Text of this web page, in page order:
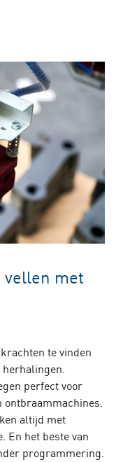
met
te vinden
perfect voor
altijd met
En het beste van
programmering.